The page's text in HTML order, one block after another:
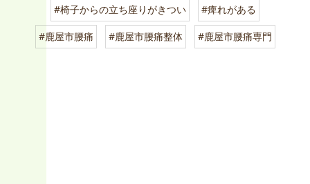
#椅子からの立ち座りがきつい #痺れがある
#鹿屋市腰痛 #鹿屋市腰痛整体 #鹿屋市腰痛専門